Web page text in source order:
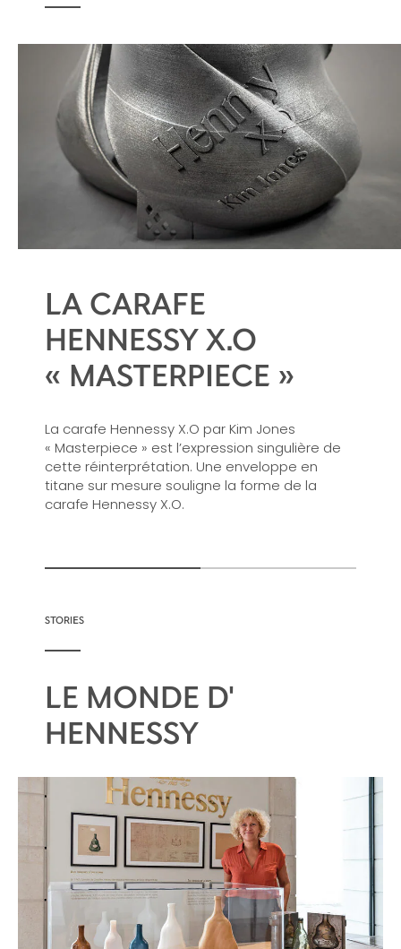
LA CARAFE
HENNESSY X.O
« MASTERPIECE »
La carafe Hennessy X.O par Kim Jones
« Masterpiece » est l’expression singulière de
cette réinterprétation. Une enveloppe en
titane sur mesure souligne la forme de la
carafe Hennessy X.O.
STORIES
LE MONDE D'
HENNESSY